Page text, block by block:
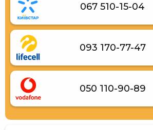
067 510-15-04
093 170-77-47
050 110-90-89